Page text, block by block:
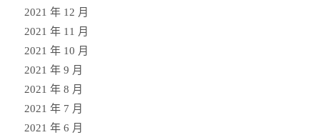
2021 年 12 月
2021 年 11 月
2021 年 10 月
2021 年 9 月
2021 年 8 月
2021 年 7 月
2021 年 6 月